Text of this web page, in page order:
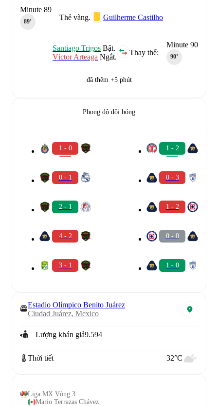
Thẻ vàng. Guilherme Castilho
Minute 89
89‎’‎
Minute 90
90‎’‎
Thay thế:
Santiago Trigos Bật.
Víctor Arteaga Ngắt.
đã thêm +5 phút
Phong độ đội bóng
1 - 0
0 - 1
2 - 1
4 - 2
3 - 1
1 - 2
0 - 3
1 - 2
0 - 0
1 - 0
Estadio Olímpico Benito Juárez
Ciudad Juárez, Mexico
Lượng khán giả9.594
Thời tiết 32°C
Liga MX Vòng 3
Mario Terrazas Chávez